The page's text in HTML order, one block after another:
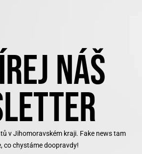
NÁŠ
v Jihomoravském kraji. Fake news tam
co chystáme doopravdy!